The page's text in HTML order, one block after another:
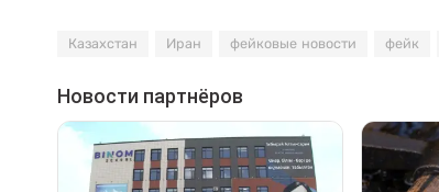
Казахстан Иран фейковые новости фейк